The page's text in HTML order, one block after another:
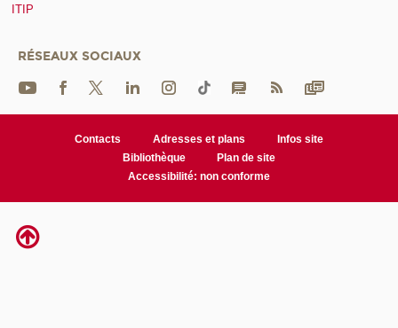
ITIP
RÉSEAUX SOCIAUX
Contacts Adresses et plans
Infos site
Bibliothèque
Plan de site
Accessibilité: non conforme